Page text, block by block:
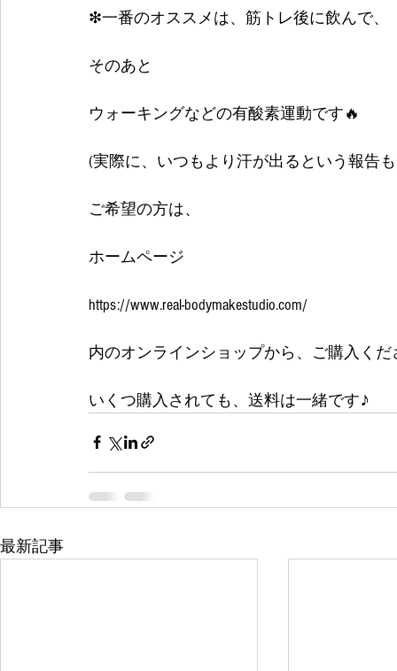
❇一番のオススメは、筋トレ後に飲んで、
そのあと
ウォーキングなどの有酸素運動です🔥
(実際に、いつもより汗が出るという報告
ご希望の方は、
ホームページ
https://www.real-bodymakestudio.com/
内のオンラインショップから、ご購入くだ
いくつ購入されても、送料は一緒です♪
最新記事